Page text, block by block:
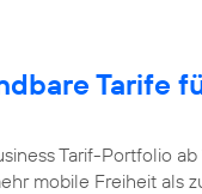
Tarife
Tarif-Portfolio
mobile Freiheit als